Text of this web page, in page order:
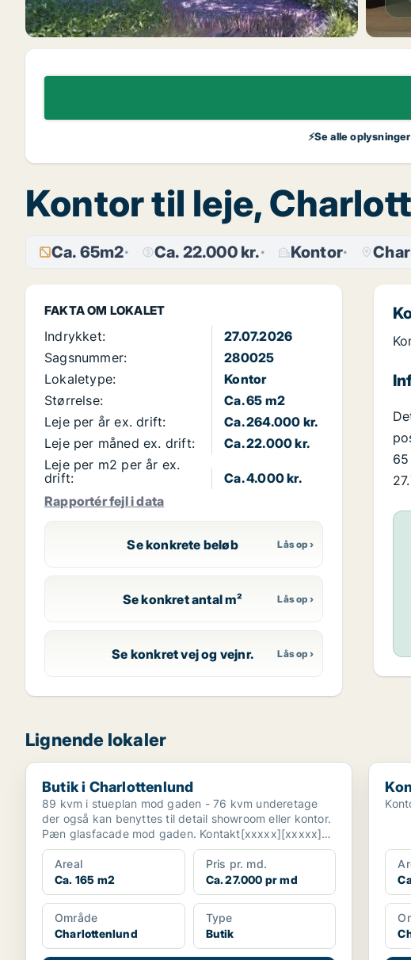
⚡Se alle
Kontor til leje,
Ca. 65m2 Ca. 22.000 kr. Kontor
FAKTA OM LOKALET
Indrykket:
27.07.2026
Sagsnummer:
280025
Lokaletype:
Kontor
Størrelse:
Ca. 65 m2
Leje per år ex. drift:
Ca. 264.000 kr.
Leje per måned ex. drift:
Ca. 22.000 kr.
Leje per m2 per år ex.
drift:
Ca. 4.000 kr.
Rapportér fejl i data
Se konkrete beløb
Se konkret antal m²
Se konkret vej og vejnr.
Lignende lokaler
Butik i Charlottenlund
Butik i Charlottenlund
89 kvm i stueplan mod gaden - 76 kvm underetage
der også kan benyttes til detail showroom eller kontor.
Pæn glasfacade mod gaden. Kontakt[xxxxx][xxxxx]
Der...
Areal
Ca. 165 m2
Pris pr. md.
Ca. 27.000 pr md
Område
Charlottenlund
Type
Butik